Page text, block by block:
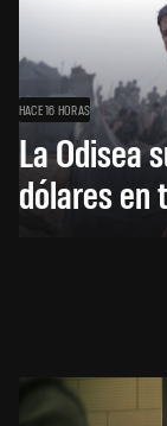
HACE 16 HORAS
La Odisea
dólares en